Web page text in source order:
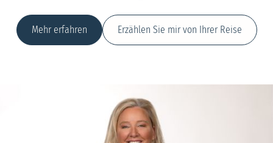
Mehr erfahren Erzählen Sie mir von Ihrer Reise